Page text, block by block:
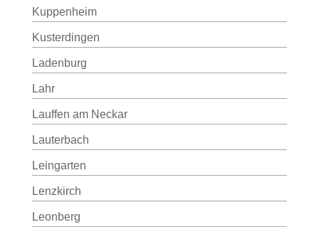
Kuppenheim
Kusterdingen
Ladenburg
Lahr
Lauffen am Neckar
Lauterbach
Leingarten
Lenzkirch
Leonberg